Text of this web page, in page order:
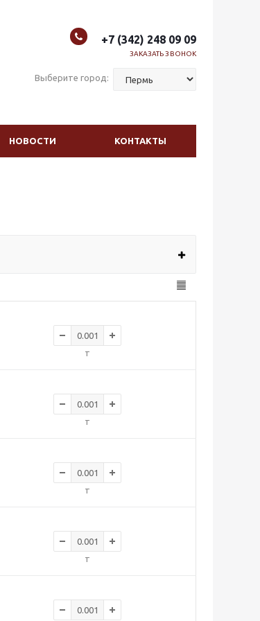
+7 (342) 248 09 09
ЗАКАЗАТЬ ЗВОНОК
Выберите город:
НОВОСТИ КОНТАКТЫ
т
т
т
т